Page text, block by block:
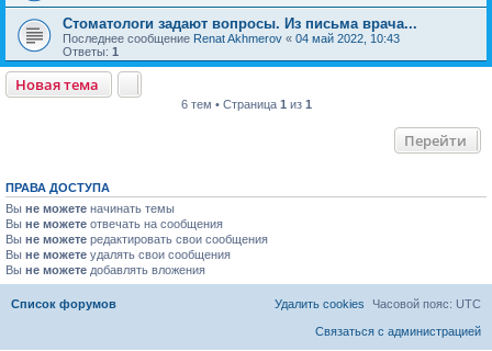
Стоматологи задают вопросы. Из письма врача...
Последнее сообщение Renat Akhmerov « 04 май 2022, 10:43
Ответы: 1
Новая тема
6 тем • Страница 1 из 1
Перейти
ПРАВА ДОСТУПА
Вы не можете начинать темы
Вы не можете отвечать на сообщения
Вы не можете редактировать свои сообщения
Вы не можете удалять свои сообщения
Вы не можете добавлять вложения
Список форумов Часовой пояс: UTC
Удалить cookies
Связаться с администрацией